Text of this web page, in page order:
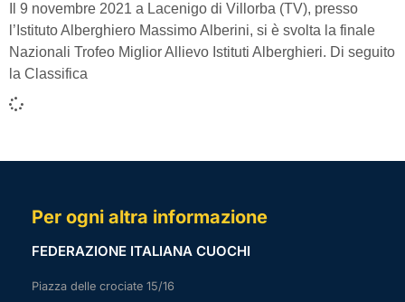
Il 9 novembre 2021 a Lacenigo di Villorba (TV), presso
l’Istituto Alberghiero Massimo Alberini, si è svolta la finale
Nazionali Trofeo Miglior Allievo Istituti Alberghieri. Di seguito
la Classifica
Per ogni altra informazione
FEDERAZIONE ITALIANA CUOCHI
Piazza delle crociate 15/16